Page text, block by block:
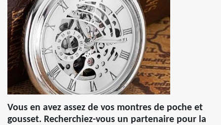
Vous en avez assez de vos montres de poche et
gousset. Recherchiez-vous un partenaire pour la